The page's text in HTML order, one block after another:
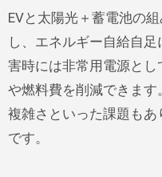
EVと太陽光＋蓄電池の
し、エネルギー自給自
害時には非常用電源と
や燃料費を削減できま
複雑さといった課題も
です。